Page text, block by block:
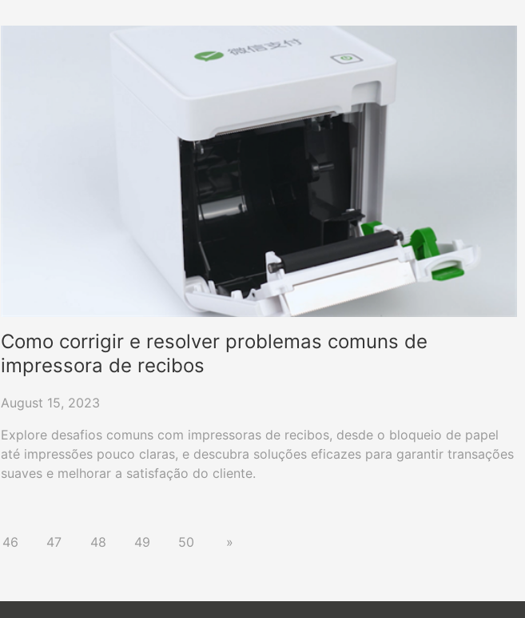
Como corrigir e resolver problemas comuns de
impressora de recibos
August 15, 2023
Explore desafios comuns com impressoras de recibos, desde o bloqueio de papel
até impressões pouco claras, e descubra soluções eficazes para garantir transações
suaves e melhorar a satisfação do cliente.
46 47 48 49 50 »